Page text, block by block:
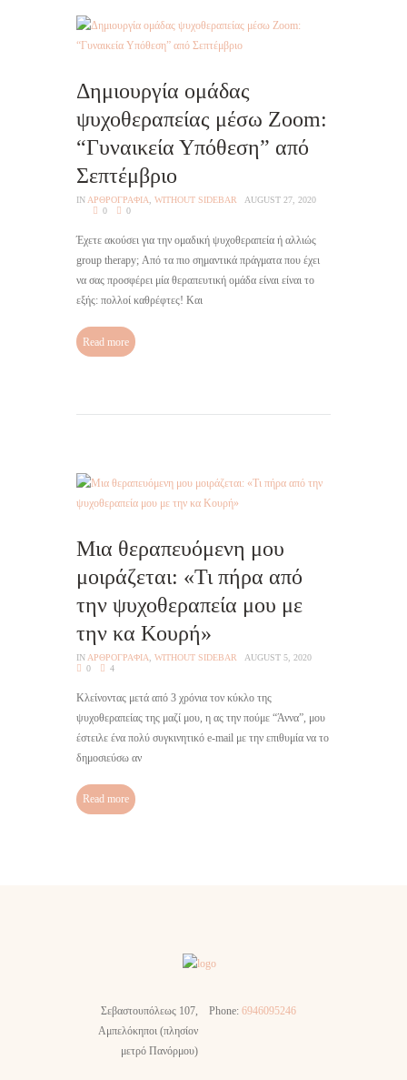
Δημιουργία ομάδας
ψυχοθεραπείας μέσω Zoom:
“Γυναικεία Υπόθεση” από
Σεπτέμβριο
IN AΡΘΡΟΓΡΑΦΙΑ WITHOUT SIDEBAR
AUGUST 27, 2020
0
0
Έχετε ακούσει για την ομαδική ψυχοθεραπεία ή αλλιώς
group therapy; Από τα πιο σημαντικά πράγματα που έχει
να σας προσφέρει μία θεραπευτική ομάδα είναι είναι το
εξής: πολλοί καθρέφτες! Και
Read more
Μια θεραπευόμενη μου
μοιράζεται: «Τι πήρα από
την ψυχοθεραπεία μου με
την κα Κουρή»
IN AΡΘΡΟΓΡΑΦΙΑ WITHOUT SIDEBAR
AUGUST 5, 2020
0
4
Κλείνοντας μετά από 3 χρόνια τον κύκλο της
ψυχοθεραπείας της μαζί μου, η ας την πούμε “Άννα”, μου
έστειλε ένα πολύ συγκινητικό e-mail με την επιθυμία να το
δημοσιεύσω αν
Read more
Phone: 6946095246
Σεβαστουπόλεως 107,
Αμπελόκηποι (πλησίον
μετρό Πανόρμου)